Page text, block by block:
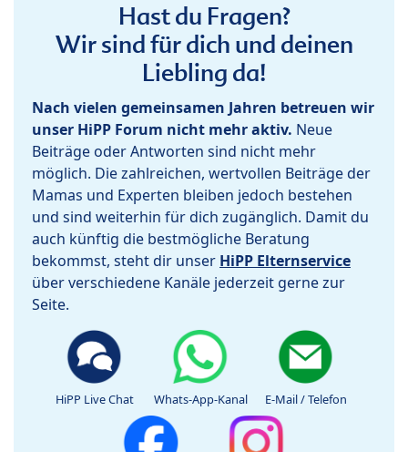
Hast du Fragen?
Wir sind für dich und deinen
Liebling da!
Nach vielen gemeinsamen Jahren betreuen wir
unser HiPP Forum nicht mehr aktiv. Neue
Beiträge oder Antworten sind nicht mehr
möglich. Die zahlreichen, wertvollen Beiträge der
Mamas und Experten bleiben jedoch bestehen
und sind weiterhin für dich zugänglich. Damit du
auch künftig die bestmögliche Beratung
bekommst, steht dir unser HiPP Elternservice
über verschiedene Kanäle jederzeit gerne zur
Seite.
HiPP Live Chat Whats-App-Kanal E-Mail / Telefon